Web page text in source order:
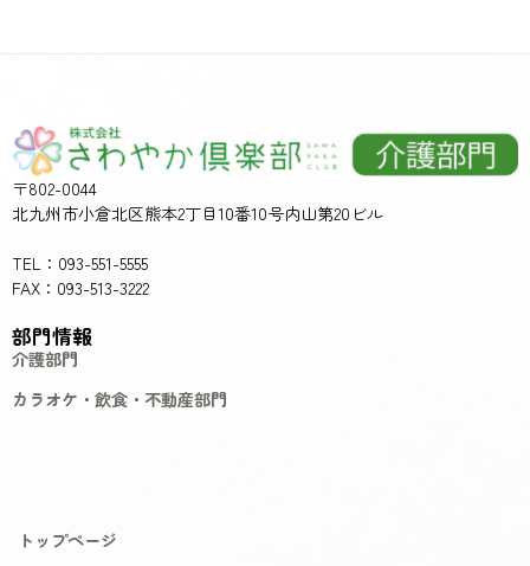
〒802-0044
北九州市小倉北区熊本2丁目10番10号内山第20ビル
TEL：093-551-5555
FAX：093-513-3222
部門情報
介護部門
カラオケ・飲食・不動産部門
トップページ